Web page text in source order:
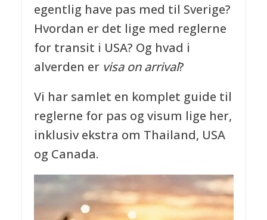
egentlig have pas med til Sverige?
Hvordan er det lige med reglerne
for transit i USA? Og hvad i
alverden er visa on arrival?
Vi har samlet en komplet guide til
reglerne for pas og visum lige her,
inklusiv ekstra om Thailand, USA
og Canada.